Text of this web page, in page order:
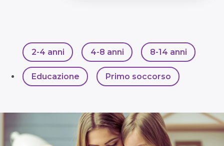
2-4 anni 4-8 anni 8-14 anni
Educazione Primo soccorso